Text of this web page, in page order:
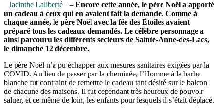
Jacinthe Laliberté – Encore cette année, le père Noël a apporté
un cadeau à ceux qui en avaient fait la demande. Comme à
chaque année, le père Noël avec la fée des Étoiles avaient
préparé tous les cadeaux demandés. Le célèbre personnage a
ainsi parcouru les différents secteurs de Sainte-Anne-des-Lacs,
le dimanche 12 décembre.
Le père Noël n’a pu échapper aux mesures sanitaires exigées par la
COVID. Au lieu de passer par la cheminée, l’Homme à la barbe
blanche fut contraint de remettre le cadeau tant désiré sur le balcon
de chacune des maisons. Il fut cependant très heureux de pouvoir
saluer, et ce même de loin, les enfants pour lesquels il s’était déplacé.